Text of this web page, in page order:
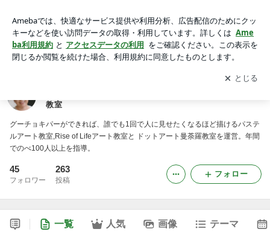
ト、ドットアート曼荼羅、Rise of Lifeアート教室
アプリをダウンロードして ブログの更新通知
を受け取りまし
ょう。
開く
教室
グーチョキパーができれば、誰でも1回で人に見せたくなるほど描けるパステ
ルアート教室,Rise of Lifeアート教室と ドットアート曼荼羅教室を運営。年間
でのべ100人以上を指導。
45
フォロワー
263
投稿
フォロー
一覧 人気 画像 テーマ